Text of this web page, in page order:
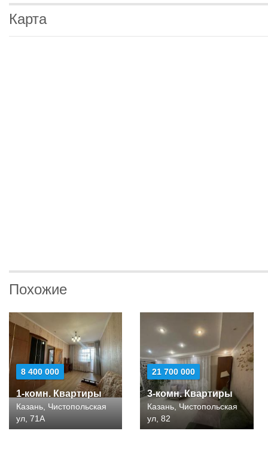
Карта
Похожие
8 400 000
1-комн. Квартиры
Казань, Чистопольская
ул, 71А
21 700 000
3-комн. Квартиры
Казань, Чистопольская
ул, 82